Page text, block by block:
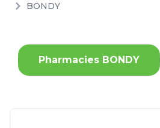
BONDY
Pharmacies BONDY